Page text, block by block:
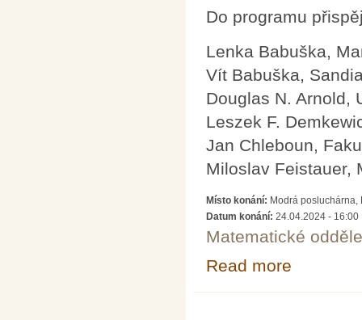
Do programu
Lenka Babuška,
Vít Babuška,
Douglas N. Arnold,
Leszek F.
Jan Chleboun,
Miloslav Feistauer,
Místo konání: Modrá posluchárna,
Datum konání: 24.04.2024 - 16:00
Matematické
Read more